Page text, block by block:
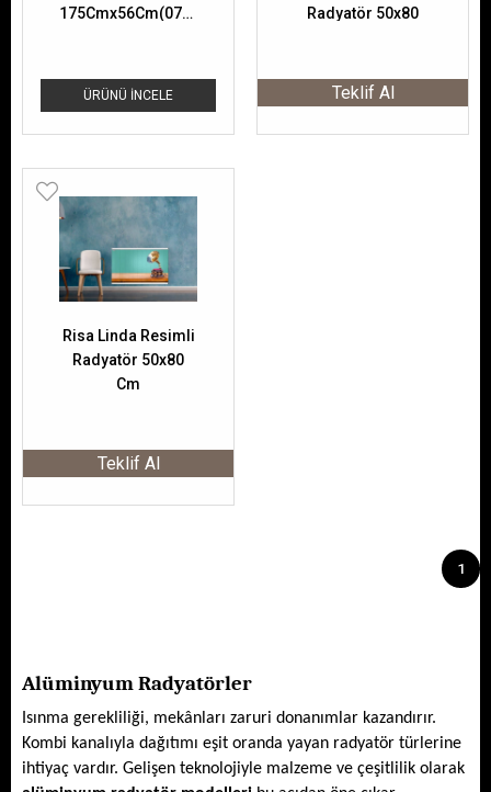
ÜRÜNÜ İNCELE
175Cmx56Cm(07Dilim)
Radyatör 50x80
Teklif Al
Risa Linda Resimli
Radyatör 50x80
Cm
Teklif Al
1
Alüminyum Radyatörler
Isınma gerekliliği, mekânları zaruri donanımlar kazandırır.
Kombi kanalıyla dağıtımı eşit oranda yayan radyatör türlerine